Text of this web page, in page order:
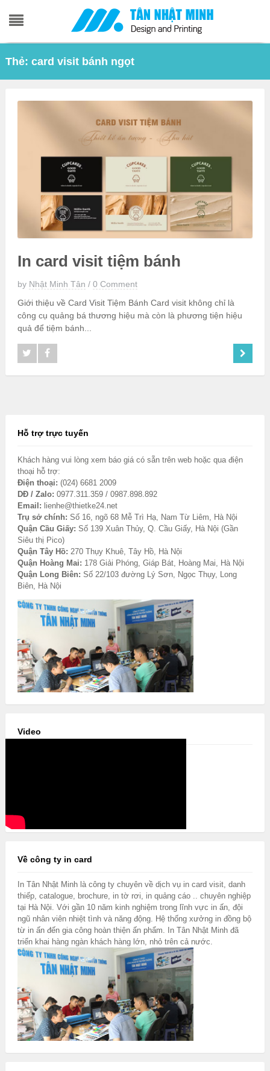
toThẻ: card visit bánh ngọt
In card visit tiệm bánh
by Nhật Minh Tân / 0 Comment
Giới thiệu về Card Visit Tiệm Bánh Card visit không chỉ là
công cụ quảng bá thương hiệu mà còn là phương tiện hiệu
quả để tiệm bánh...
Hỗ trợ trực tuyến
Khách hàng vui lòng xem báo giá có sẵn trên web hoặc qua điện
thoại hỗ trợ:
Điện thoại: (024) 6681 2009
DĐ / Zalo: 0977.311.359 / 0987.898.892
Email: lienhe@thietke24.net
Trụ sở chính: Số 16, ngõ 68 Mễ Trì Hạ, Nam Từ Liêm, Hà Nội
Quận Cầu Giấy: Số 139 Xuân Thủy, Q. Cầu Giấy, Hà Nội (Gần
Siêu thị Pico)
Quận Tây Hồ: 270 Thụy Khuê, Tây Hồ, Hà Nội
Quận Hoàng Mai: 178 Giải Phóng, Giáp Bát, Hoàng Mai, Hà Nội
Quận Long Biên: Số 22/103 đường Lý Sơn, Ngọc Thụy, Long
Biên, Hà Nội
Video
Về công ty in card
In Tân Nhật Minh là công ty chuyên về dịch vụ in card visit, danh
thiếp, catalogue, brochure, in tờ rơi, in quảng cáo .. chuyên nghiệp
tại Hà Nội. Với gần 10 năm kinh nghiệm trong lĩnh vực in ấn, đội
ngũ nhân viên nhiệt tình và năng động. Hệ thống xưởng in đồng bộ
từ in ấn đến gia công hoàn thiện ấn phẩm. In Tân Nhật Minh đã
triển khai hàng ngàn khách hàng lớn, nhỏ trên cả nước.